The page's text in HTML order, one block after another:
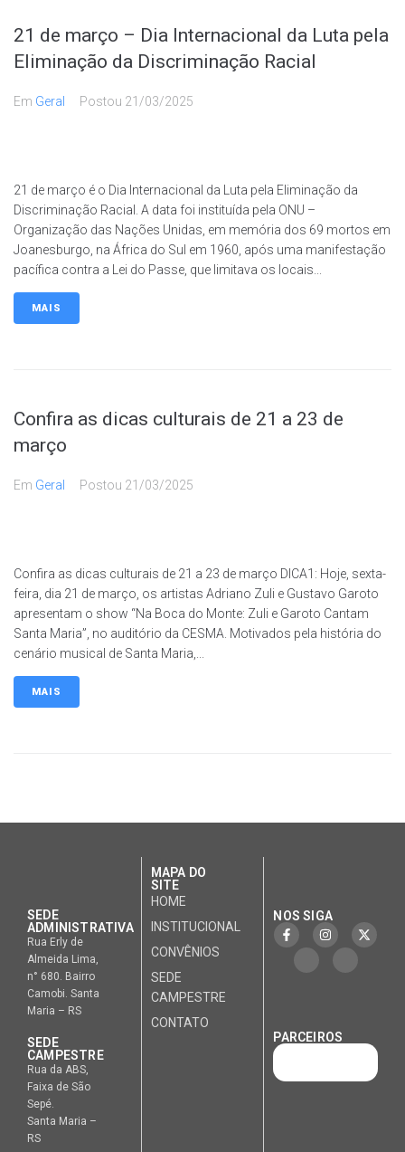
21 de março – Dia Internacional da Luta pela
Eliminação da Discriminação Racial
Em Geral Postou 21/03/2025
21 de março é o Dia Internacional da Luta pela Eliminação da
Discriminação Racial. A data foi instituída pela ONU –
Organização das Nações Unidas, em memória dos 69 mortos em
Joanesburgo, na África do Sul em 1960, após uma manifestação
pacífica contra a Lei do Passe, que limitava os locais...
MAIS
Confira as dicas culturais de 21 a 23 de
março
Em Geral Postou 21/03/2025
Confira as dicas culturais de 21 a 23 de março DICA1: Hoje, sexta-
feira, dia 21 de março, os artistas Adriano Zuli e Gustavo Garoto
apresentam o show “Na Boca do Monte: Zuli e Garoto Cantam
Santa Maria”, no auditório da CESMA. Motivados pela história do
cenário musical de Santa Maria,...
MAIS
SEDE
ADMINISTRATIVA
Rua Erly de
Almeida Lima,
n° 680. Bairro
Camobi. Santa
Maria – RS
SEDE
CAMPESTRE
Rua da ABS,
Faixa de São
Sepé.
Santa Maria –
RS
MAPA DO
SITE
HOME
INSTITUCIONAL
CONVÊNIOS
SEDE
CAMPESTRE
CONTATO
NOS SIGA
PARCEIROS